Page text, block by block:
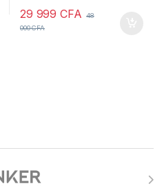
29 999CFA
48
000CFA